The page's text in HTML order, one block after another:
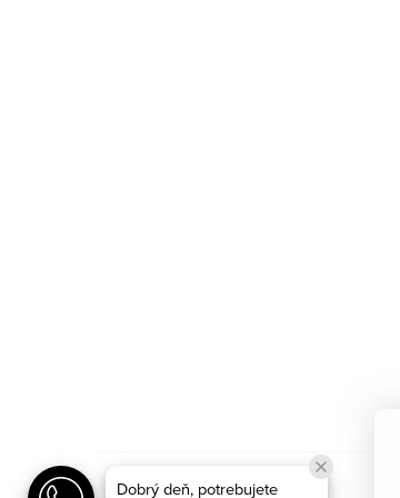
Dobrý deň, potrebujete